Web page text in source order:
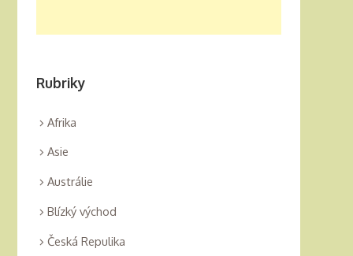
Rubriky
Afrika
Asie
Austrálie
Blízký východ
Česká Repulika